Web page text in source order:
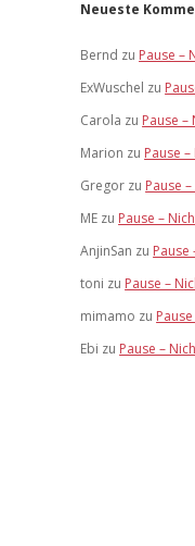
Neueste
Bernd zu Pause –
ExWuschel zu
Carola zu Pause
Marion zu Pause
Gregor zu Pause
ME zu Pause –
AnjinSan zu
toni zu Pause –
mimamo zu
Ebi zu Pause –